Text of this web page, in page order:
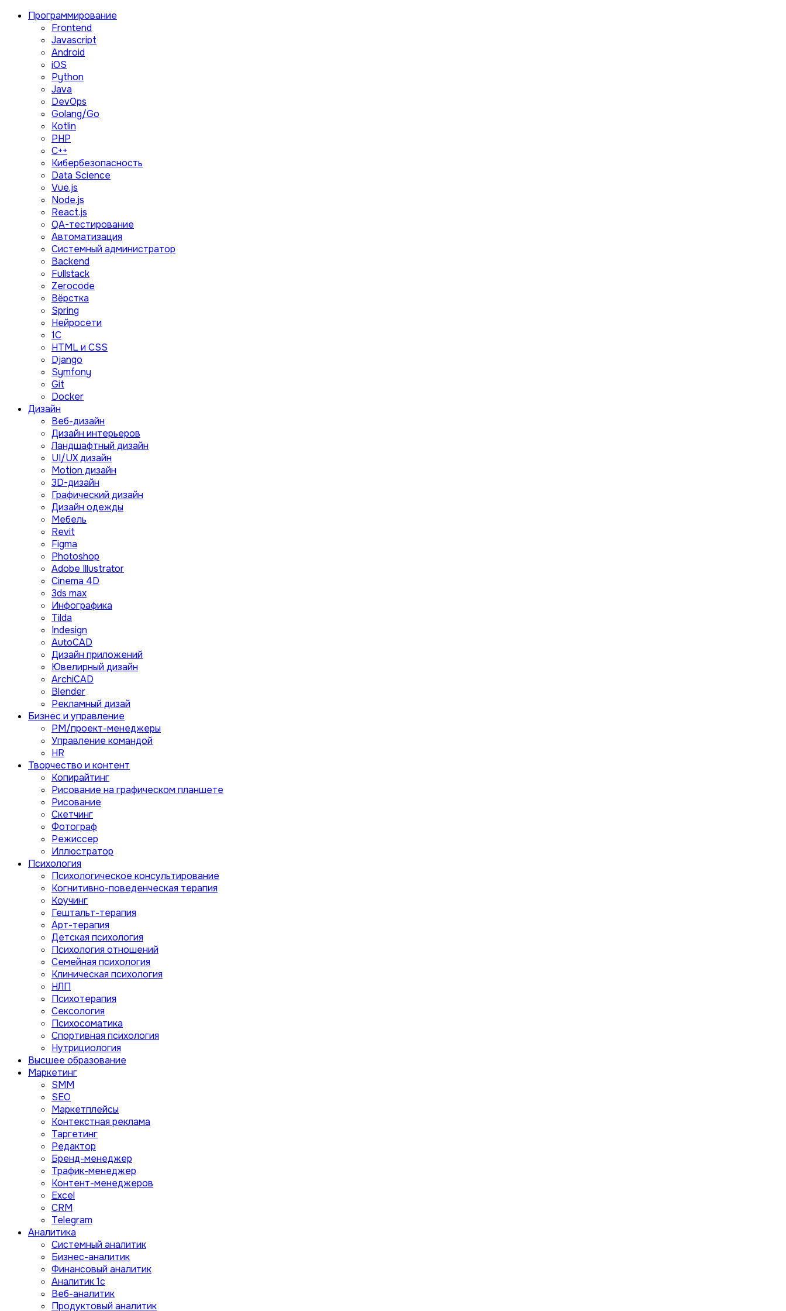
Программирование
Frontend
Javascript
Android
iOS
Python
Java
DevOps
Golang/Go
Kotlin
PHP
C++
Кибербезопасность
Data Science
Vue.js
Node.js
React.js
QA-тестирование
Автоматизация
Системный администратор
Backend
Fullstack
Zerocode
Вёрстка
Spring
Нейросети
1C
HTML и CSS
Django
Symfony
Git
Docker
Дизайн
Веб-дизайн
Дизайн интерьеров
Ландшафтный дизайн
UI/UX дизайн
Motion дизайн
3D-дизайн
Графический дизайн
Дизайн одежды
Мебель
Revit
Figma
Photoshop
Adobe Illustrator
Сinema 4D
3ds max
Инфографика
Tilda
Indesign
AutoCAD
Дизайн приложений
Ювелирный дизайн
ArchiCAD
Blender
Рекламный дизай
Бизнес и управление
PM/проект-менеджеры
Управление командой
HR
Творчество и контент
Копирайтинг
Рисование на графическом планшете
Рисование
Скетчинг
Фотограф
Режиссер
Иллюстратор
Психология
Психологическое консультирование
Когнитивно-поведенческая терапия
Коучинг
Гештальт-терапия
Арт-терапия
Детская психология
Психология отношений
Семейная психология
Клиническая психология
НЛП
Психотерапия
Сексология
Психосоматика
Спортивная психология
Нутрициология
Высшее образование
Маркетинг
SMM
SEO
Маркетплейсы
Контекстная реклама
Таргетинг
Редактор
Бренд-менеджер
Трафик-менеджер
Контент-менеджеров
Excel
CRM
Telegram
Аналитика
Системный аналитик
Бизнес-аналитик
Финансовый аналитик
Aналитик 1с
Веб-аналитик
Продуктовый аналитик